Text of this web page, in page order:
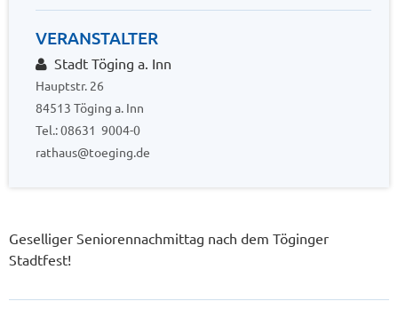
VERANSTALTER
Stadt Töging a. Inn
Hauptstr. 26
84513 Töging a. Inn
Tel.: 08631 9004-0
rathaus@toeging.de
Geselliger Seniorennachmittag nach dem Töginger
Stadtfest!